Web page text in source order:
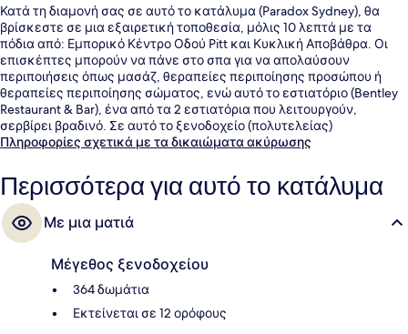
Κατά τη διαμονή σας σε αυτό το κατάλυμα (Paradox Sydney), θα
βρίσκεστε σε μια εξαιρετική τοποθεσία, μόλις 10 λεπτά με τα
πόδια από: Εμπορικό Κέντρο Οδού Pitt και Κυκλική Αποβάθρα. Οι
επισκέπτες μπορούν να πάνε στο σπα για να απολαύσουν
περιποιήσεις όπως μασάζ, θεραπείες περιποίησης προσώπου ή
θεραπείες περιποίησης σώματος, ενώ αυτό το εστιατόριο (Bentley
Restaurant & Bar), ένα από τα 2 εστιατόρια που λειτουργούν,
σερβίρει βραδινό. Σε αυτό το ξενοδοχείο (πολυτελείας)
προσφέρονται επίσης παροχές όπως εσωτερική πισίνα,
καταλύματα λαμβάνουν εξαιρετική βαθμολογία από τους
ταξιδιώτες. Το κατάλυμα βρίσκεται σε πολύ κοντινή απόσταση με
τα πόδια από τα μέσα μαζικής μεταφοράς: το σημείο επιβίβασης
Σταθμός του Γουίνγιαρντ βρίσκεται σε απόσταση 5 λεπτών και το
σημείο επιβίβασης Σταθμός Martin Place βρίσκεται σε απόσταση 5
Πληροφορίες σχετικά με τα δικαιώματα ακύρωσης
Περισσότερα για αυτό το κατάλυμα
Με μια ματιά
Μέγεθος ξενοδοχείου
364 δωμάτια
Εκτείνεται σε 12 ορόφους